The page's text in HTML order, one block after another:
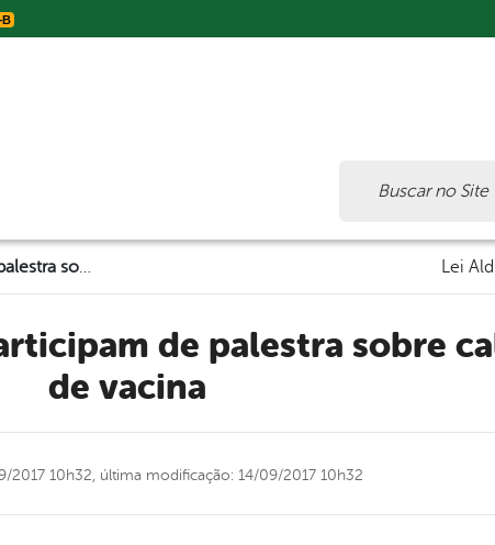
Lei
de vacina
2017 10h32, última modificação: 14/09/2017 10h32